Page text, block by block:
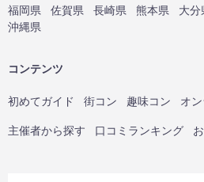
福岡県
佐賀県 長崎県 熊本県 大分
沖縄県
コンテンツ
初めてガイド 街コン 趣味コン オ
主催者から探す 口コミランキング